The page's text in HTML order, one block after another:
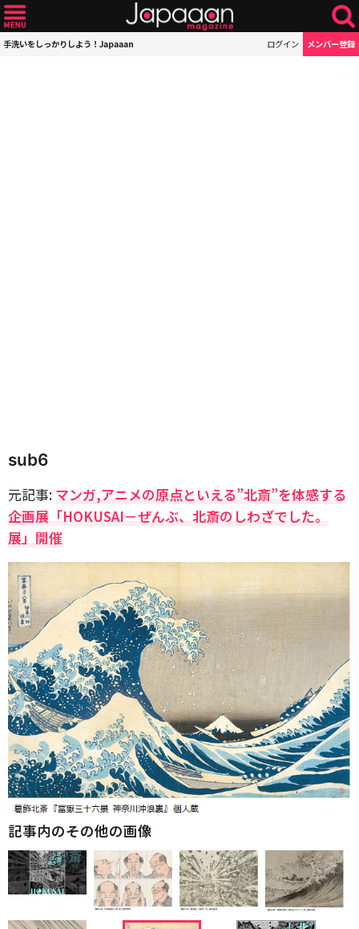
手洗いをしっかりしよう！Japaaan ログイン メンバー登録
sub6
元記事: マンガ,アニメの原点といえる”北斎”を体感する
企画展「HOKUSAI－ぜんぶ、北斎のしわざでした。
展」開催
記事内のその他の画像